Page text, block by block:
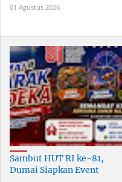
01 Agustus 2026
Sambut HUT RI ke-81,
Dumai Siapkan Event